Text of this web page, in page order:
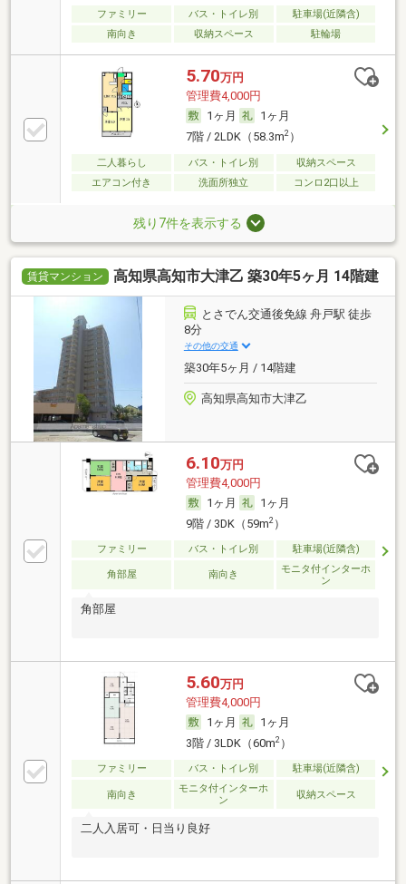
ファミリー バス・トイレ別
駐車場(近隣含)
南向き
収納スペース 駐輪場
5.70万円
管理費4,000円
1ヶ月
1ヶ月
7階 / 2LDK（58.3m2）
二人暮らし バス・トイレ別
収納スペース
エアコン付き
洗面所独立 コンロ2口以上
残り7件を表示する
賃貸マンション 高知県高知市大津乙 築30年5ヶ月 14階建
とさでん交通後免線 舟戸駅 徒歩
8分
その他の交通
築30年5ヶ月 / 14階建
高知県高知市大津乙
6.10万円
管理費4,000円
1ヶ月
1ヶ月
9階 / 3DK（59m2）
ファミリー バス・トイレ別 駐車場(近隣含)
角部屋 南向き
モニタ付インターホ
ン
角部屋
5.60万円
管理費4,000円
1ヶ月
1ヶ月
3階 / 3LDK（60m2）
ファミリー バス・トイレ別 駐車場(近隣含)
南向き
モニタ付インターホ
ン
収納スペース
二人入居可・日当り良好